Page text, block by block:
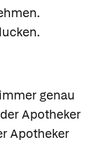
genau
Apotheker
Apotheker